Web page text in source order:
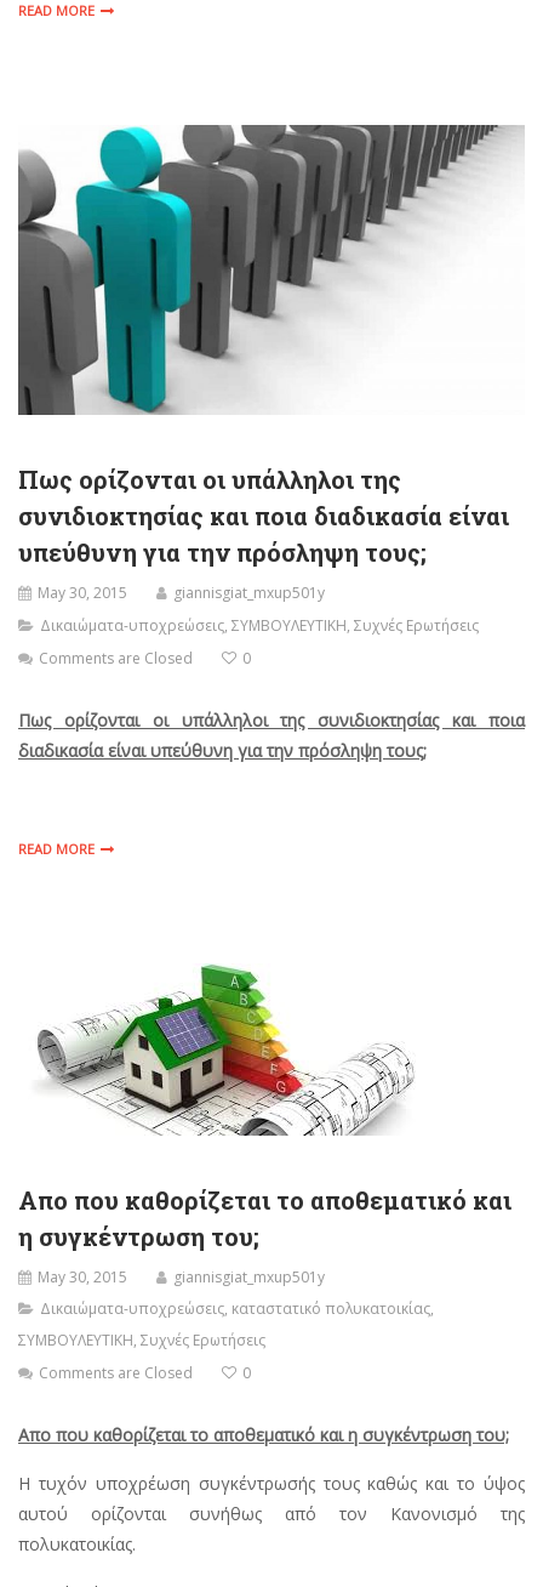
READ MORE
Πως ορίζονται οι υπάλληλοι της
συνιδιοκτησίας και ποια διαδικασία είναι
υπεύθυνη για την πρόσληψη τους;
May 30, 2015
giannisgiat_mxup501y
Δικαιώματα-υποχρεώσεις, ΣΥΜΒΟΥΛΕΥΤΙΚΗ, Συχνές Ερωτήσεις
Comments are Closed
0
Πως ορίζονται οι υπάλληλοι της συνιδιοκτησίας και ποια
διαδικασία είναι υπεύθυνη για την πρόσληψη τους;
READ MORE
Απο που καθορίζεται το αποθεματικό και
η συγκέντρωση του;
May 30, 2015
giannisgiat_mxup501y
Δικαιώματα-υποχρεώσεις, καταστατικό πολυκατοικίας,
ΣΥΜΒΟΥΛΕΥΤΙΚΗ, Συχνές Ερωτήσεις
Comments are Closed
0
Απο που καθορίζεται το αποθεματικό και η συγκέντρωση του;
Η τυχόν υποχρέωση συγκέντρωσής τους καθώς και το ύψος
αυτού ορίζονται συνήθως από τον Κανονισμό της
πολυκατοικίας.